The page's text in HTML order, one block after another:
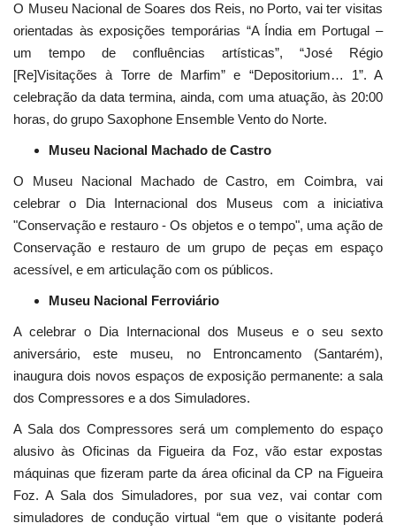
O Museu Nacional de Soares dos Reis, no Porto, vai ter visitas
orientadas às exposições temporárias “A Índia em Portugal –
um tempo de confluências artísticas”, “José Régio
[Re]Visitações à Torre de Marfim” e “Depositorium… 1”. A
celebração da data termina, ainda, com uma atuação, às 20:00
horas, do grupo Saxophone Ensemble Vento do Norte.
Museu Nacional Machado de Castro
O Museu Nacional Machado de Castro, em Coimbra, vai
celebrar o Dia Internacional dos Museus com a iniciativa
"Conservação e restauro - Os objetos e o tempo", uma ação de
Conservação e restauro de um grupo de peças em espaço
acessível, e em articulação com os públicos.
Museu Nacional Ferroviário
A celebrar o Dia Internacional dos Museus e o seu sexto
aniversário, este museu, no Entroncamento (Santarém),
inaugura dois novos espaços de exposição permanente: a sala
dos Compressores e a dos Simuladores.
A Sala dos Compressores será um complemento do espaço
alusivo às Oficinas da Figueira da Foz, vão estar expostas
máquinas que fizeram parte da área oficinal da CP na Figueira
Foz. A Sala dos Simuladores, por sua vez, vai contar com
simuladores de condução virtual “em que o visitante poderá